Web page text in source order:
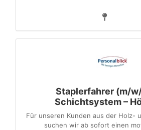
Staplerfahrer (m/
Schichtsystem –
Für unseren Kunden aus der Holz-
suchen wir ab sofort einen